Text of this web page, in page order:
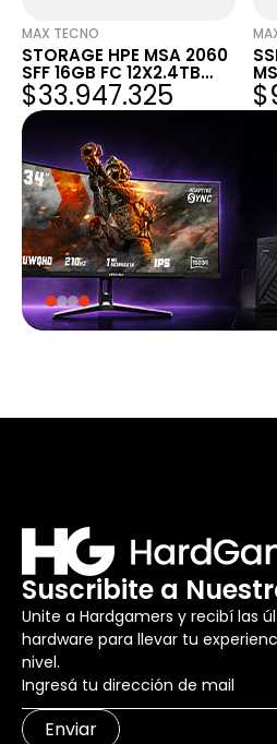
MAX TECNO
STORAGE HPE MSA 2060
SFF 16GB FC 12X2.4TB
HDD 29TB
$33.947.325
Suscribite a
Unite a Hardgamers y recibí las
hardware para llevar tu
nivel.
Enviar